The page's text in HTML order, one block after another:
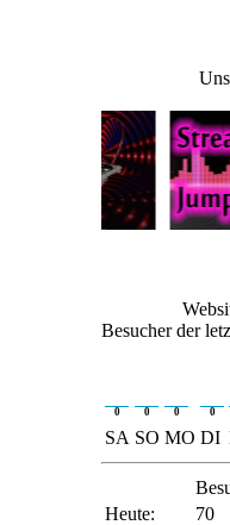
Besucher der
0 0 0 0
SA SO MO DI
Heute:
70